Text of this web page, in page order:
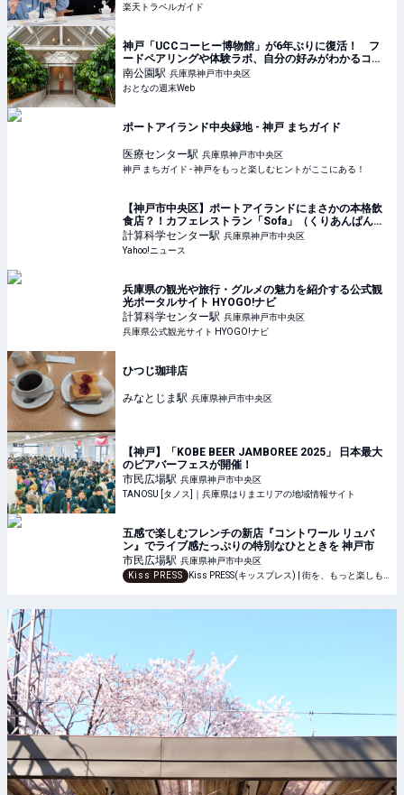
楽天トラベルガイド
神戸「UCCコーヒー博物館」が6年ぶりに復活！ フ
ードペアリングや体験ラボ、自分の好みがわかるコー
ヒー診断も
南公園駅 兵庫県神戸市中央区
おとなの週末Web
ポートアイランド中央緑地 - 神戸 まちガイド
医療センター駅 兵庫県神戸市中央区
神戸 まちガイド - 神戸をもっと楽しむヒントがここにある！
【神戸市中央区】ポートアイランドにまさかの本格飲
食店？！カフェレストラン「Sofa」（くりあんぱん）
- エキスパート - Yahoo!ニュース
計算科学センター駅 兵庫県神戸市中央区
Yahoo!ニュース
兵庫県の観光や旅行・グルメの魅力を紹介する公式観
光ポータルサイト HYOGO!ナビ
計算科学センター駅 兵庫県神戸市中央区
兵庫県公式観光サイト HYOGO!ナビ
ひつじ珈琲店
みなとじま駅 兵庫県神戸市中央区
【神戸】「KOBE BEER JAMBOREE 2025」 日本最大
のビアバーフェスが開催！
市民広場駅 兵庫県神戸市中央区
TANOSU [タノス]｜兵庫県はりまエリアの地域情報サイト
五感で楽しむフレンチの新店『コントワール リュバ
ン』でライブ感たっぷりの特別なひとときを 神戸市
市民広場駅 兵庫県神戸市中央区
Kiss PRESS